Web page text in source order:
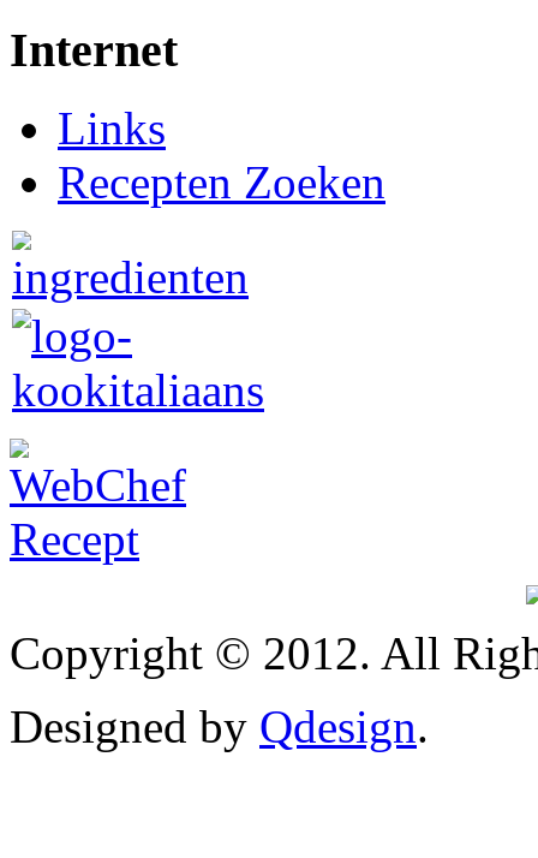
Internet
Links
Recepten Zoeken
Copyright © 2012. All
Designed by Qdesign.